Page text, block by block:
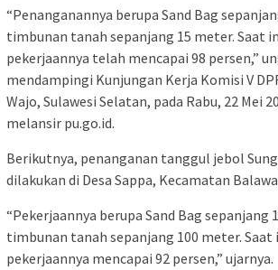
“Penanganannya berupa Sand Bag
timbunan tanah sepanjang 15 meter. Saat
pekerjaannya telah mencapai 98 persen,”
mendampingi Kunjungan Kerja Komisi V
Wajo, Sulawesi Selatan, pada Rabu, 22 Mei
melansir pu.go.id.
Berikutnya, penanganan tanggul jebol
dilakukan di Desa Sappa, Kecamatan
“Pekerjaannya berupa Sand Bag sepanjang
timbunan tanah sepanjang 100 meter. Saat
pekerjaannya mencapai 92 persen,” ujarnya.